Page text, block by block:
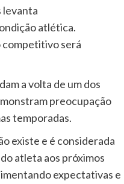
levanta
atlética.
competitivo será
a volta de um dos
preocupação
temporadas.
existe e é considerada
atleta aos próximos
expectativas e